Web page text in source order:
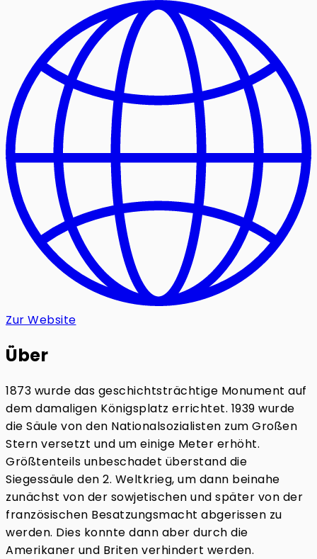
Zur Website
Über
1873 wurde das geschichtsträchtige Monument auf
dem damaligen Königsplatz errichtet. 1939 wurde
die Säule von den Nationalsozialisten zum Großen
Stern versetzt und um einige Meter erhöht.
Größtenteils unbeschadet überstand die
Siegessäule den 2. Weltkrieg, um dann beinahe
zunächst von der sowjetischen und später von der
französischen Besatzungsmacht abgerissen zu
werden. Dies konnte dann aber durch die
Amerikaner und Briten verhindert werden.